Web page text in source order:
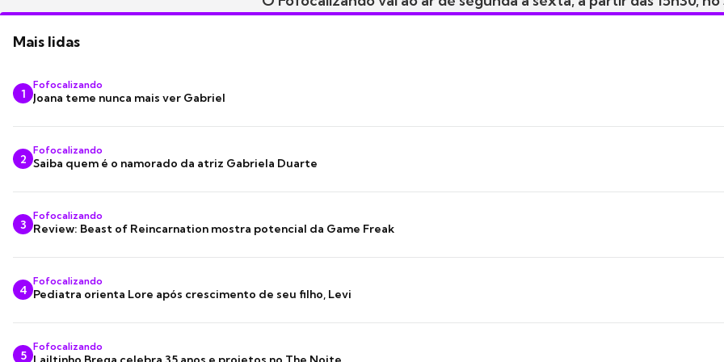
Mais lidas
1
Fofocalizando
Joana teme nunca mais ver Gabriel
2
Fofocalizando
Saiba quem é o namorado da atriz Gabriela Duarte
3
Fofocalizando
Review: Beast of Reincarnation mostra potencial da Game Freak
4
Fofocalizando
Pediatra orienta Lore após crescimento de seu filho, Levi
5
Fofocalizando